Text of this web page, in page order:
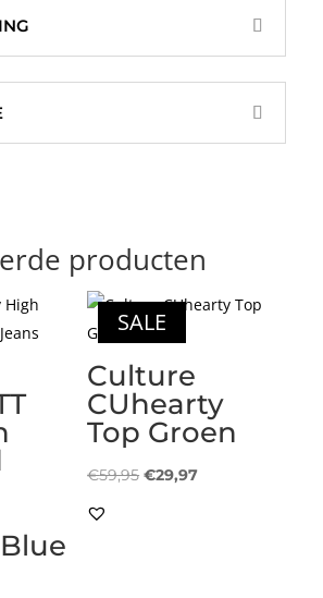
producten
SALE
Culture
CUhearty
Top Groen
€59,95 Oorspronkelijke
€29,97Huidige